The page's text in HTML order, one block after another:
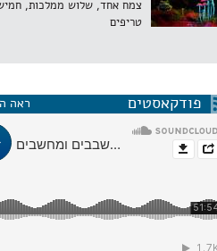
צמח אחד, שלוש ממלכות,
טריפים
פודקאסטים ראה